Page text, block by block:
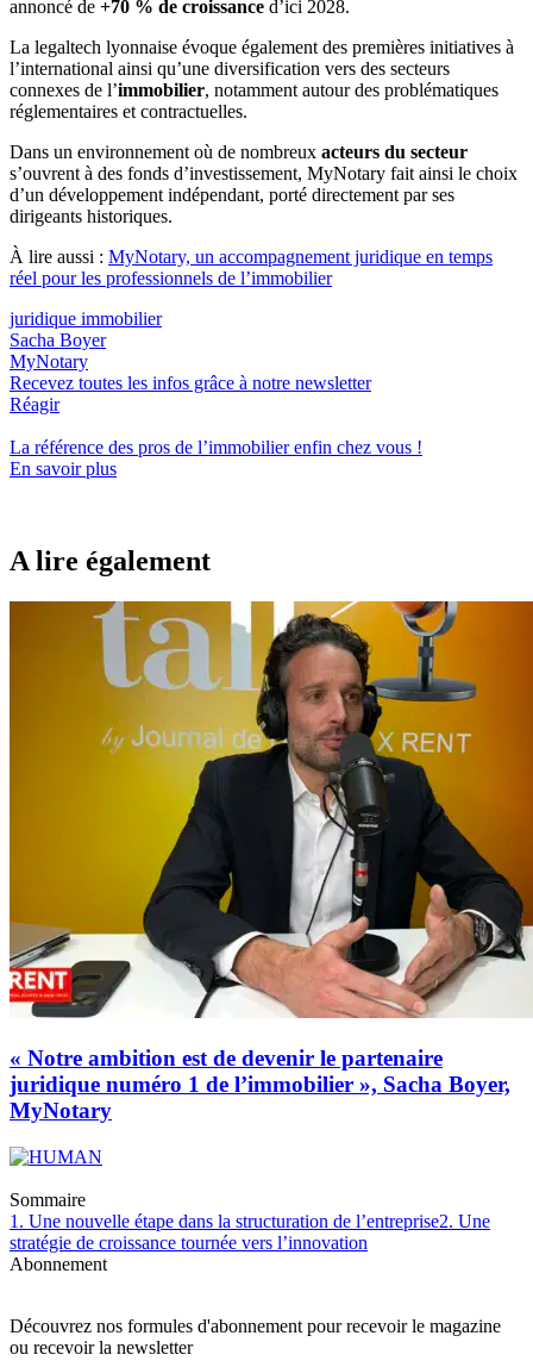
annoncé de +70 % de croissance d’ici 2028.
La legaltech lyonnaise évoque également des premières initiatives à
l’international ainsi qu’une diversification vers des secteurs
connexes de l’immobilier, notamment autour des problématiques
réglementaires et contractuelles.
Dans un environnement où de nombreux acteurs du secteur
s’ouvrent à des fonds d’investissement, MyNotary fait ainsi le choix
d’un développement indépendant, porté directement par ses
dirigeants historiques.
À lire aussi : MyNotary, un accompagnement juridique en temps
réel pour les professionnels de l’immobilier
juridique immobilier
Sacha Boyer
MyNotary
Recevez toutes les infos grâce à notre newsletter
Réagir
La référence des pros de l’immobilierenfin chez vous !
En savoir plus
A lire également
« Notre ambition est de devenir le partenaire
juridique numéro 1 de l’immobilier », Sacha Boyer,
MyNotary
Sommaire
1. Une nouvelle étape dans la structuration de l’entreprise2. Une
stratégie de croissance tournée vers l’innovation
Abonnement
Découvrez nos formules d'abonnement pour recevoir le magazine
ou recevoir la newsletter